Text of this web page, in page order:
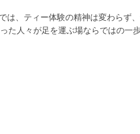
は、ティー体験の精神は変わらず
た人々が足を運ぶ場ならではの一